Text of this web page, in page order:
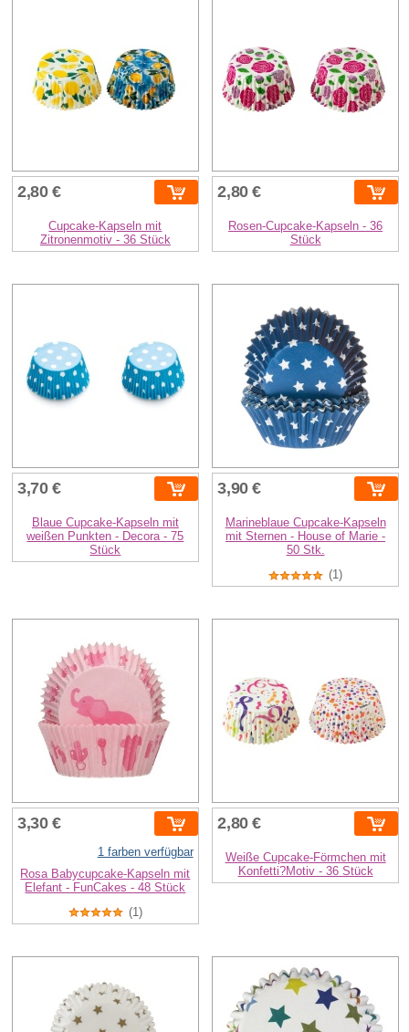
2,80 €
Cupcake-Kapseln mit
Zitronenmotiv - 36 Stück
2,80 €
Rosen-Cupcake-Kapseln - 36
Stück
3,70 €
Blaue Cupcake-Kapseln mit
weißen Punkten - Decora - 75
Stück
3,90 €
Marineblaue Cupcake-Kapseln
mit Sternen - House of Marie -
50 Stk.
(1)
3,30 €
1 farben verfügbar
Rosa Babycupcake-Kapseln mit
Elefant - FunCakes - 48 Stück
(1)
2,80 €
Weiße Cupcake-Förmchen mit
Konfetti?Motiv - 36 Stück